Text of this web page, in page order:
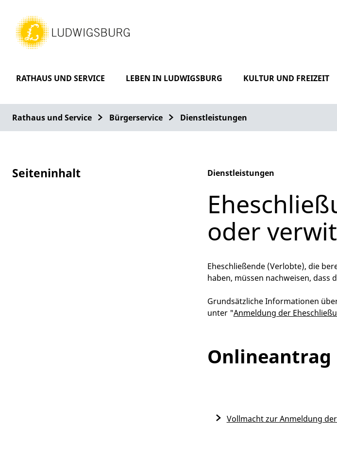
RATHAUS UND SERVICE LEBEN IN LUDWIGSBURG KULTUR UND FREIZEIT
Rathaus und Service Bürgerservice Dienstleistungen
Seiteninhalt
Dienstleistungen
oder
Eheschließende (Verlobte), die
haben, müssen nachweisen, dass
Grundsätzliche Informationen
unter "Anmeldung der
Onlineantrag
Vollmacht zur Anmeldung